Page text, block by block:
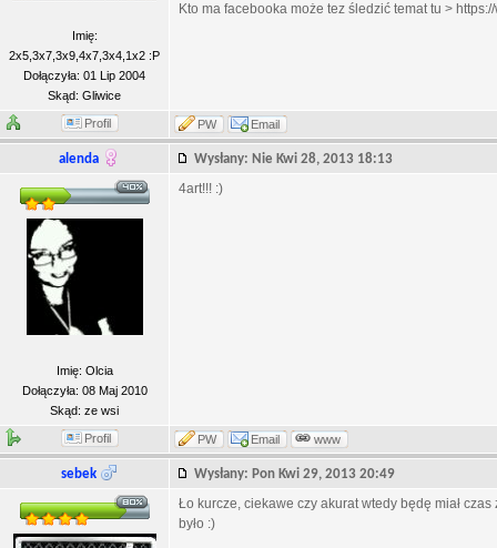
Imię:
2x5,3x7,3x9,4x7,3x4,1x2 :P
Dołączyła: 01 Lip 2004
Skąd: Gliwice
Kto ma facebooka może tez śledzić temat tu >
Profil PW Email
alenda Wysłany: Nie Kwi 28, 2013 18:13
Imię: Olcia
Dołączyła: 08 Maj 2010
Skąd: ze wsi
4art!!! :)
Profil PW Email www
sebek Wysłany: Pon Kwi 29, 2013 20:49
Ło kurcze, ciekawe czy akurat wtedy będę miał
było :)